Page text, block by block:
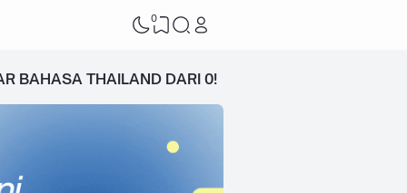
0
BAHASA THAILAND DARI 0!